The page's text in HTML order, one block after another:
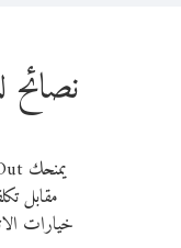
نصائح
مقابل
خيارات